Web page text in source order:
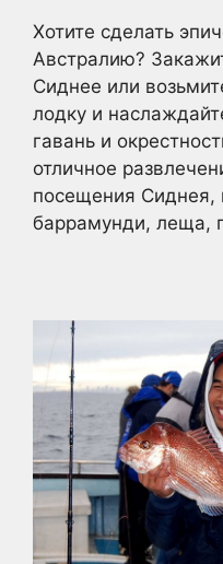
Хотите сделать
Австралию?
Сиднее или
лодку и
гавань и
отличное
посещения
баррамунди, леща,